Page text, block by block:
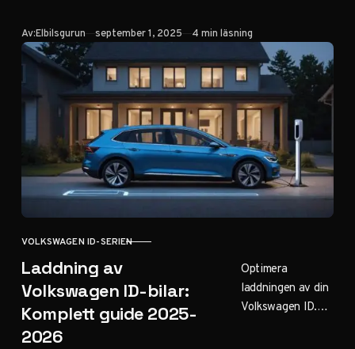
Polo (ID.2), ID.
Cross, 7-sitsiga
alternativ och
namnbytesstrateg
i för hela ID-
serien med
klassiska
modellnamn.
Av:Elbilsgurun Publicerad
september 1, 2025 4 min läsning
KATEGORI
VOLKSWAGEN ID-SERIEN
Laddning av
Volkswagen ID-bilar:
Komplett guide 2025-
2026
Optimera
laddningen av din
Volkswagen ID.4,